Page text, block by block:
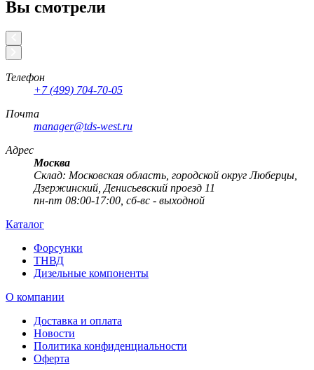
Вы смотрели
Телефон
+7 (499) 704-70-05
Почта
manager@tds-west.ru
Адрес
Москва
Cклад: Московская область, городской округ Люберцы,
Дзержинский, Денисьевский проезд 11
пн-пт 08:00-17:00, сб-вс - выходной
Каталог
Форсунки
ТНВД
Дизельные компоненты
О компании
Доставка и оплата
Новости
Политика конфиденциальности
Оферта